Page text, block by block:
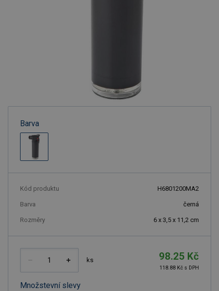
Barva
Kód produktu H6801200MA2
Barva černá
Rozměry 6 x 3,5 x 11,2 cm
ks 98.25 Kč
118.88 Kč s DPH
Množstevní slevy